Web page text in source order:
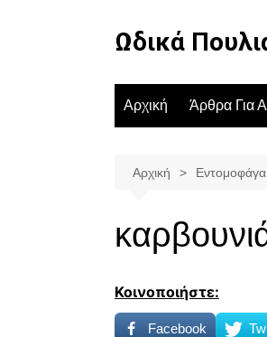
Ωδικά
Αρχική Άρθρα Για
Αρχική Εντομοφάγα.
Κοινοποιήστε:
Facebook